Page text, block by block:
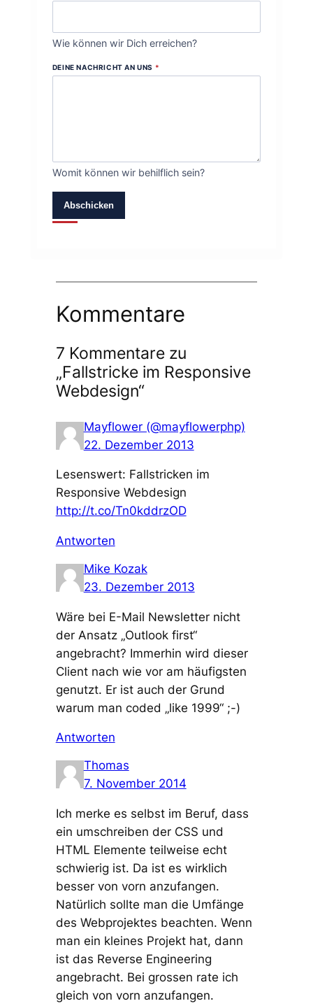
Wie können wir Dich erreichen?
DEINE NACHRICHT AN UNS *
Womit können wir behilflich sein?
Abschicken
Kommentare
7 Kommentare zu
„Fallstricke im Responsive
Webdesign“
Mayflower (@mayflowerphp)
22. Dezember 2013
Lesenswert: Fallstricken im
Responsive Webdesign
http://t.co/Tn0kddrzOD
Antworten
Mike Kozak
23. Dezember 2013
Wäre bei E-Mail Newsletter nicht
der Ansatz „Outlook first“
angebracht? Immerhin wird dieser
Client nach wie vor am häufigsten
genutzt. Er ist auch der Grund
warum man coded „like 1999“ ;-)
Antworten
Thomas
7. November 2014
Ich merke es selbst im Beruf, dass
ein umschreiben der CSS und
HTML Elemente teilweise echt
schwierig ist. Da ist es wirklich
besser von vorn anzufangen.
Natürlich sollte man die Umfänge
des Webprojektes beachten. Wenn
man ein kleines Projekt hat, dann
ist das Reverse Engineering
angebracht. Bei grossen rate ich
gleich von vorn anzufangen.